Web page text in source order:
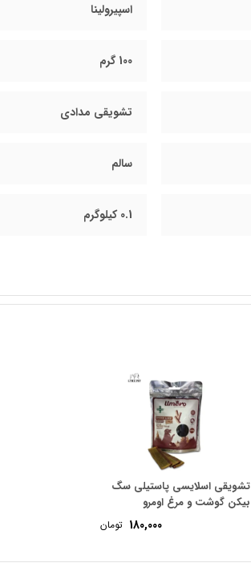
اسپیرولینا
100 گرم
تشویقی مدادی
سالم
0.1 کیلوگرم
تشویقی اسلایسی پاستیلی سگ
بیکن گوشت و مرغ اومرو
180,000 تومان